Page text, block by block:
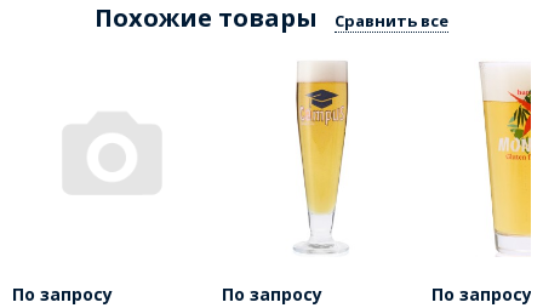
Похожие товары Сравнить все
По запросу
По запросу
По запросу